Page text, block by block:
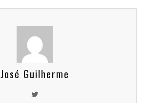
José Guilherme